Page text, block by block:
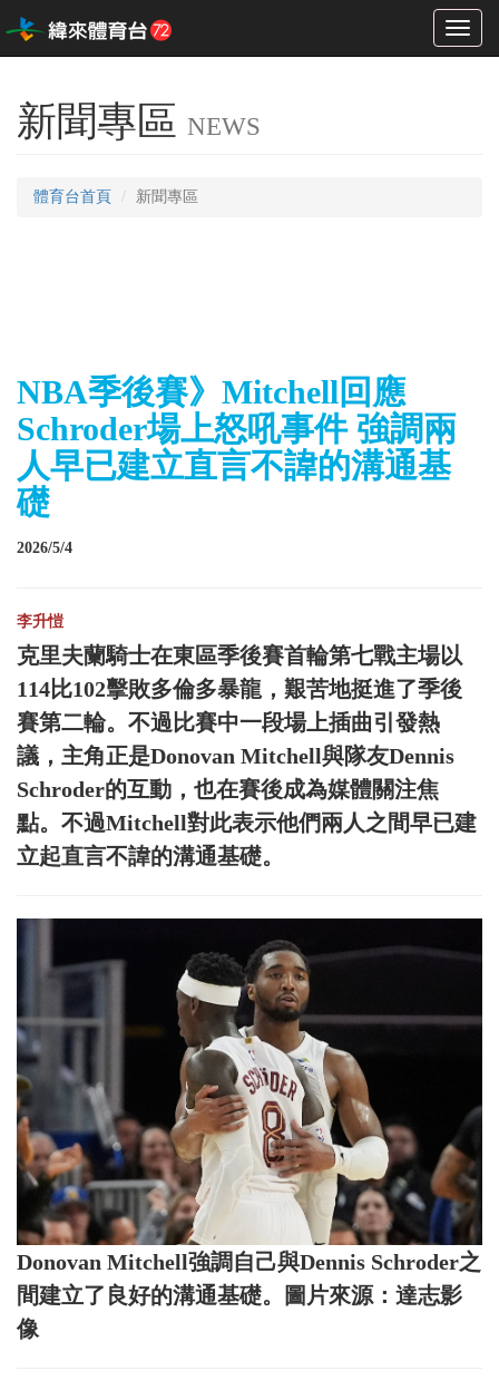
Toggle
新聞專區 NEWS
體育台首頁 新聞專區
NBA季後賽》Mitchell回應
Schroder場上怒吼事件 強調兩
人早已建立直言不諱的溝通基
礎
2026/5/4
李升愷
克里夫蘭騎士在東區季後賽首輪第七戰主場以
114比102擊敗多倫多暴龍，艱苦地挺進了季後
賽第二輪。不過比賽中一段場上插曲引發熱
議，主角正是Donovan Mitchell與隊友Dennis
Schroder的互動，也在賽後成為媒體關注焦
點。不過Mitchell對此表示他們兩人之間早已建
立起直言不諱的溝通基礎。
Donovan Mitchell強調自己與Dennis Schroder之
間建立了良好的溝通基礎。圖片來源：達志影
像